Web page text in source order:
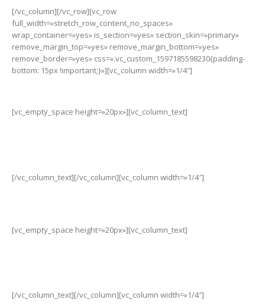
[/vc_column][/vc_row][vc_row
full_width=»stretch_row_content_no_spaces»
wrap_container=»yes» is_section=»yes» section_skin=»primary»
remove_margin_top=»yes» remove_margin_bottom=»yes»
remove_border=»yes» css=».vc_custom_1597185598230{padding-
bottom: 15px !important;}»][vc_column width=»1/4″]
[vc_empty_space height=»20px»][vc_column_text]
[/vc_column_text][/vc_column][vc_column width=»1/4″]
[vc_empty_space height=»20px»][vc_column_text]
[/vc_column_text][/vc_column][vc_column width=»1/4″]